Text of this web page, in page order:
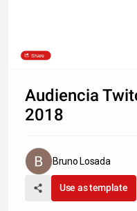
Share
Audiencia
2018
Bruno Losada
Use as template